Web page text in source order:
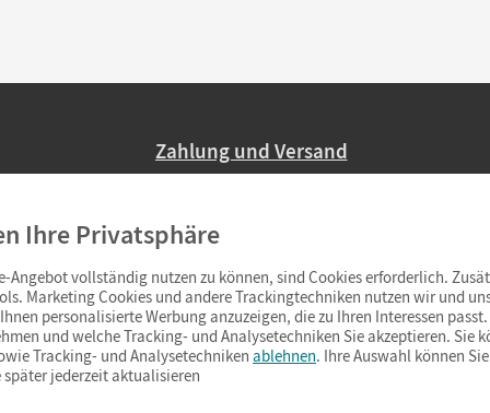
Zahlung und Versand
Ab 59,– EUR Bestellwert liefern wir
(Lieferung in 3–6 Tagen).
Ihre Privatsphäre
Angebot vollständig nutzen zu können, sind Cookies erforderlich.
Marketing Cookies und andere Trackingtechniken nutzen wir und
personalisierte Werbung anzuzeigen, die zu Ihren Interessen
und welche Tracking- und Analysetechniken Sie akzeptieren. Sie
Tracking- und Analysetechniken ablehnen. Ihre Auswahl können
später jederzeit aktualisieren